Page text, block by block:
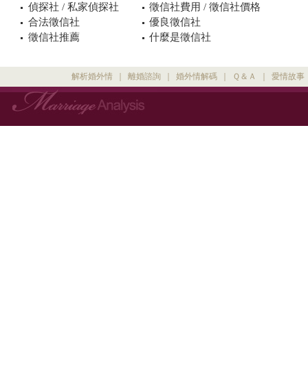
偵探社 / 私家偵探社
徵信社費用 / 徵信社價格
合法徵信社
優良徵信社
徵信社推薦
什麼是徵信社
解析婚外情 離婚諮詢 婚外情解碼 Ｑ＆Ａ 愛情故事